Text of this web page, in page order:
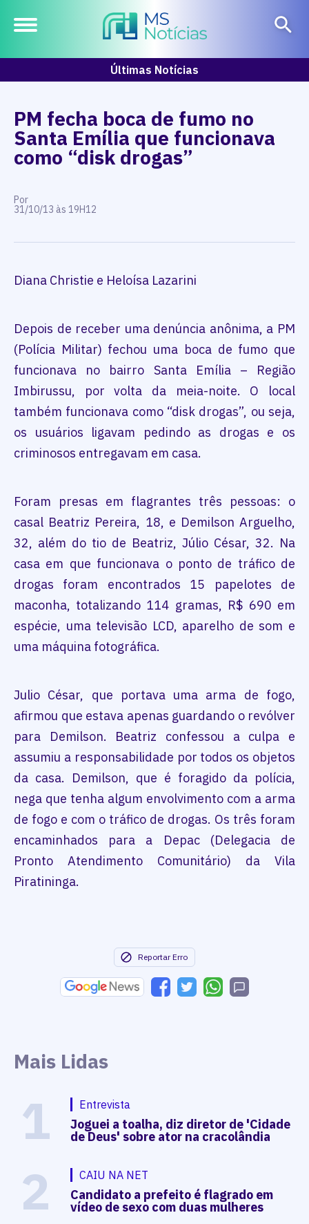
Últimas Notícias
PM fecha boca de fumo no
Santa Emília que funcionava
como “disk drogas”
Por
31/10/13 às 19H12
Diana Christie e Heloísa Lazarini
Depois de receber uma denúncia anônima, a PM
(Polícia Militar) fechou uma boca de fumo que
funcionava no bairro Santa Emília – Região
Imbirussu, por volta da meia-noite. O local
também funcionava como “disk drogas”, ou seja,
os usuários ligavam pedindo as drogas e os
criminosos entregavam em casa.
Foram presas em flagrantes três pessoas: o
casal Beatriz Pereira, 18, e Demilson Arguelho,
32, além do tio de Beatriz, Júlio César, 32. Na
casa em que funcionava o ponto de tráfico de
drogas foram encontrados 15 papelotes de
maconha, totalizando 114 gramas, R$ 690 em
espécie, uma televisão LCD, aparelho de som e
uma máquina fotográfica.
Julio César, que portava uma arma de fogo,
afirmou que estava apenas guardando o revólver
para Demilson. Beatriz confessou a culpa e
assumiu a responsabilidade por todos os objetos
da casa. Demilson, que é foragido da polícia,
nega que tenha algum envolvimento com a arma
de fogo e com o tráfico de drogas. Os três foram
encaminhados para a Depac (Delegacia de
Pronto Atendimento Comunitário) da Vila
Piratininga.
Reportar Erro
Mais Lidas
1 Entrevista
Joguei a toalha, diz diretor de 'Cidade
de Deus' sobre ator na cracolândia
2 CAIU NA NET
Candidato a prefeito é flagrado em
vídeo de sexo com duas mulheres